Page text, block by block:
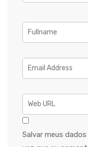
Salvar meus